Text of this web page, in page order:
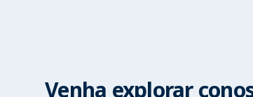
Venha explorar